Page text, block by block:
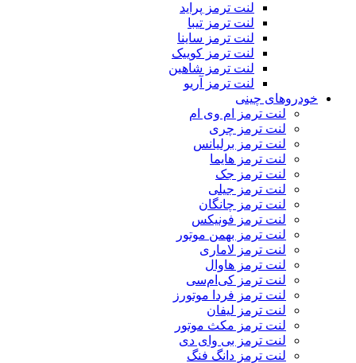
لنت ترمز پراید
لنت ترمز تیبا
لنت ترمز ساینا
لنت ترمز کوییک
لنت ترمز شاهین
لنت ترمز آریو
خودروهای چینی
لنت ترمز ام وی ام
لنت ترمز چری
لنت ترمز برلیانس
لنت ترمز هایما
لنت ترمز جک
لنت ترمز جیلی
لنت ترمز چانگان
لنت ترمز فونیکس
لنت ترمز بهمن موتور
لنت ترمز لاماری
لنت ترمز هاوال
لنت ترمز کی‌ام‌سی
لنت ترمز فردا موتورز
لنت ترمز لیفان
لنت ترمز مکث موتور
لنت ترمز بی وای دی
لنت ترمز دانگ فنگ